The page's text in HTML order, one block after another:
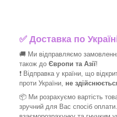
✅Доставка по
🚚 Ми відправляємо
також до Європи та Азії!
❗ Відправка у країни, що
проти України, не
📦 Ми розрахуємо вартість
зручний для Вас спосіб